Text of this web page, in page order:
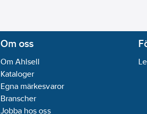
Om oss
Om Ahlsell
Kataloger
Egna märkesvaror
Branscher
Jobba hos oss